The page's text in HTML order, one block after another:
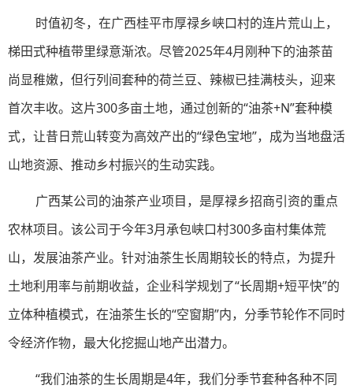
时值初冬，在广西桂平市厚禄乡峡口村的连片荒山上，
梯田式种植带里绿意渐浓。尽管2025年4月刚种下的油茶苗
尚显稚嫩，但行列间套种的荷兰豆、辣椒已挂满枝头，迎来
首次丰收。这片300多亩土地，通过创新的“油茶+N”套种模
式，让昔日荒山转变为高效产出的“绿色宝地”，成为当地盘活
山地资源、推动乡村振兴的生动实践。
广西某公司的油茶产业项目，是厚禄乡招商引资的重点
农林项目。该公司于今年3月承包峡口村300多亩村集体荒
山，发展油茶产业。针对油茶生长周期较长的特点，为提升
土地利用率与前期收益，企业科学规划了“长周期+短平快”的
立体种植模式，在油茶生长的“空窗期”内，分季节轮作不同时
令经济作物，最大化挖掘山地产出潜力。
“我们油茶的生长周期是4年，我们分季节套种各种不同